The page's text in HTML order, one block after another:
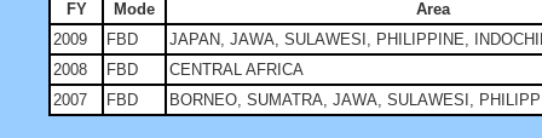
FY
Mode
Area
2009
FBD
JAPAN, JAWA, SULAWESI, PHILIPPINE,
2008
FBD
CENTRAL AFRICA
2007
FBD BORNEO, SUMATRA, JAWA, SULAWESI,